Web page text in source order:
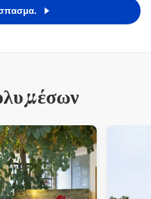
resistance to heat, ...